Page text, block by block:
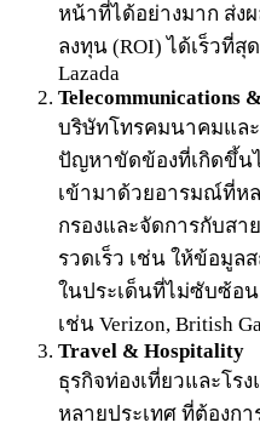
หน้าที่ได้อย่างมาก ส่ง
ลงทุน (ROI) ได้เร็วที่สุด
Lazada
Telecommunications
บริษัทโทรคมนาคมแล
ปัญหาขัดข้องที่เกิดขึ้น
เข้ามาด้วยอารมณ์ที่ห
กรองและจัดการกับสา
รวดเร็ว เช่น ให้ข้อมูล
ในประเด็นที่ไม่ซับซ้อ
เช่น Verizon, British
Travel & Hospitality
ธุรกิจท่องเที่ยวและโร
หลายประเทศ ที่ต้องก